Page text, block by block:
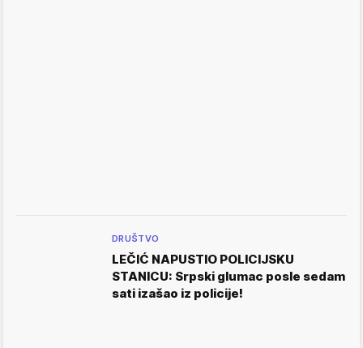
DRUŠTVO
LEČIĆ NAPUSTIO POLICIJSKU
STANICU: Srpski glumac posle sedam
sati izašao iz policije!